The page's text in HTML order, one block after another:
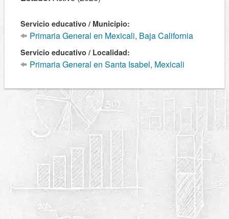
Servicio educativo / Municipio:
Primaria General en Mexicali, Baja California
Servicio educativo / Localidad:
Primaria General en Santa Isabel, Mexicali